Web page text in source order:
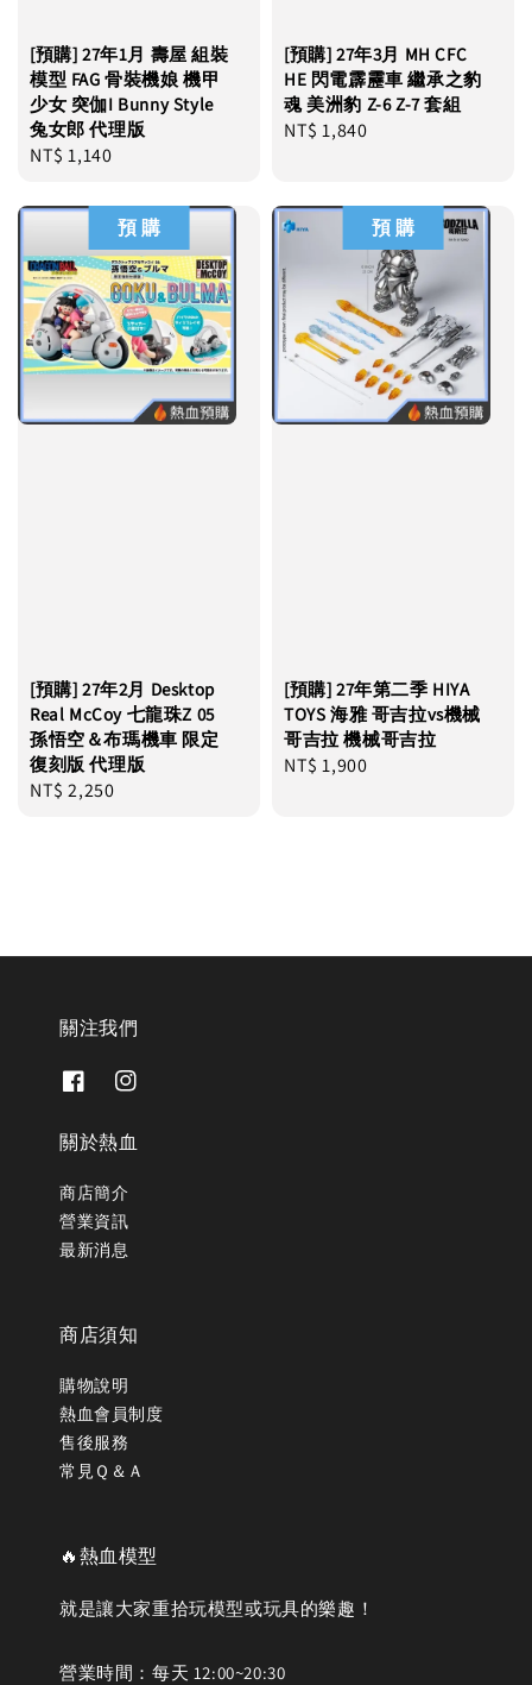
[預購] 27年1月 壽屋 組裝
模型 FAG 骨裝機娘 機甲
少女 突伽I Bunny Style
兔女郎 代理版
Regular
NT$ 1,140
[預購] 27年3月 MH CFC
HE 閃電霹靂車 繼承之豹
魂 美洲豹 Z-6 Z-7 套組
Regular
NT$ 1,840
預 購
[預購] 27年2月 Desktop
Real McCoy 七龍珠Z 05
孫悟空＆布瑪機車 限定
復刻版 代理版
Regular
NT$ 2,250
預 購
[預購] 27年第二季 HIYA
TOYS 海雅 哥吉拉vs機械
哥吉拉 機械哥吉拉
Regular
NT$ 1,900
關注我們
關於熱血
商店簡介
營業資訊
最新消息
商店須知
購物說明
熱血會員制度
售後服務
常見Ｑ＆Ａ
🔥熱血模型
就是讓大家重拾玩模型或玩具的樂趣！
營業時間：每天 12:00~20:30